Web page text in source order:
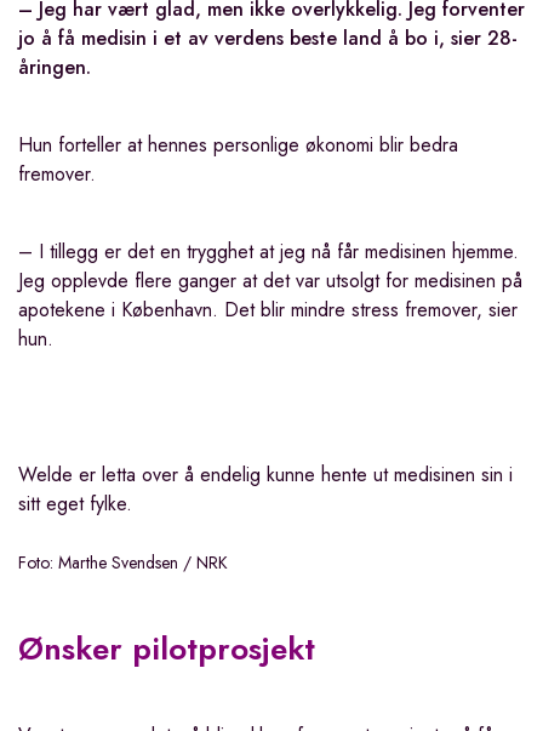
– Jeg har vært glad, men ikke overlykkelig. Jeg forventer
jo å få medisin i et av verdens beste land å bo i, sier 28-
åringen.
Hun forteller at hennes personlige økonomi blir bedra
fremover.
– I tillegg er det en trygghet at jeg nå får medisinen hjemme.
Jeg opplevde flere ganger at det var utsolgt for medisinen på
apotekene i København. Det blir mindre stress fremover, sier
hun.
Welde er letta over å endelig kunne hente ut medisinen sin i
sitt eget fylke.
Foto: Marthe Svendsen / NRK
Ønsker pilotprosjekt